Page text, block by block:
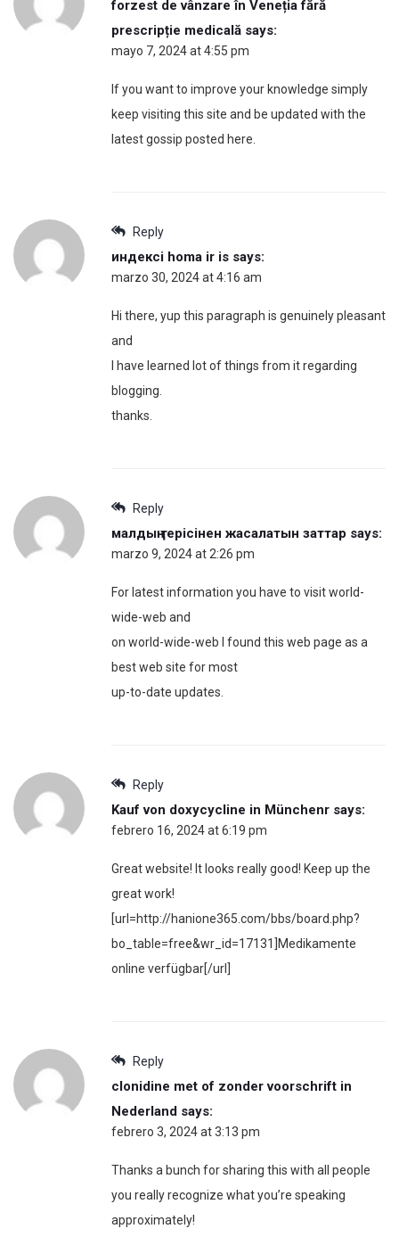
forzest de vânzare în Veneția fără
prescripție medicală says:
mayo 7, 2024 at 4:55 pm
If you want to improve your knowledge simply
keep visiting this site and be updated with the
latest gossip posted here.
Reply
индексі homa ir is says:
marzo 30, 2024 at 4:16 am
Hi there, yup this paragraph is genuinely pleasant
and
I have learned lot of things from it regarding
blogging.
thanks.
Reply
малдың терісінен жасалатын заттар says:
marzo 9, 2024 at 2:26 pm
For latest information you have to visit world-
wide-web and
on world-wide-web I found this web page as a
best web site for most
up-to-date updates.
Reply
Kauf von doxycycline in Münchenr says:
febrero 16, 2024 at 6:19 pm
Great website! It looks really good! Keep up the
great work!
[url=http://hanione365.com/bbs/board.php?
bo_table=free&wr_id=17131]Medikamente
online verfügbar[/url]
Reply
clonidine met of zonder voorschrift in
Nederland says:
febrero 3, 2024 at 3:13 pm
Thanks a bunch for sharing this with all people
you really recognize what you’re speaking
approximately!